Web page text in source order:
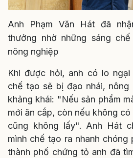
Anh Phạm Văn Hát đã
thưởng nhờ những sáng
nông nghiệp
Khi được hỏi, anh có lo
chế tạo sẽ bị đạo nhái, nông
khảng khái: "Nếu sản phẩm
mới ăn cắp, còn nếu không
cũng không lấy". Anh Hát
mình chế tạo ra nhanh
thành phố chứng tỏ anh đã